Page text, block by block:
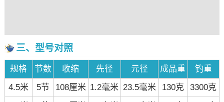
三、型号对照
规格 节数 收缩 先径 元径 成品重
钓重
4.5米
5节 108厘米 1.2毫米 23.5毫米 130克
3300克